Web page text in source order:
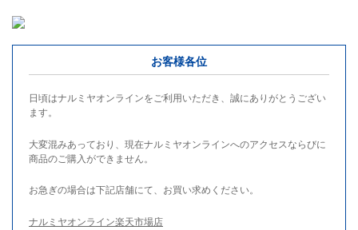
お客様各位
日頃はナルミヤオンラインをご利用いただき、誠にありがとうござい
ます。
大変混みあっており、現在ナルミヤオンラインへのアクセスならびに
商品のご購入ができません。
お急ぎの場合は下記店舗にて、お買い求めください。
ナルミヤオンライン楽天市場店